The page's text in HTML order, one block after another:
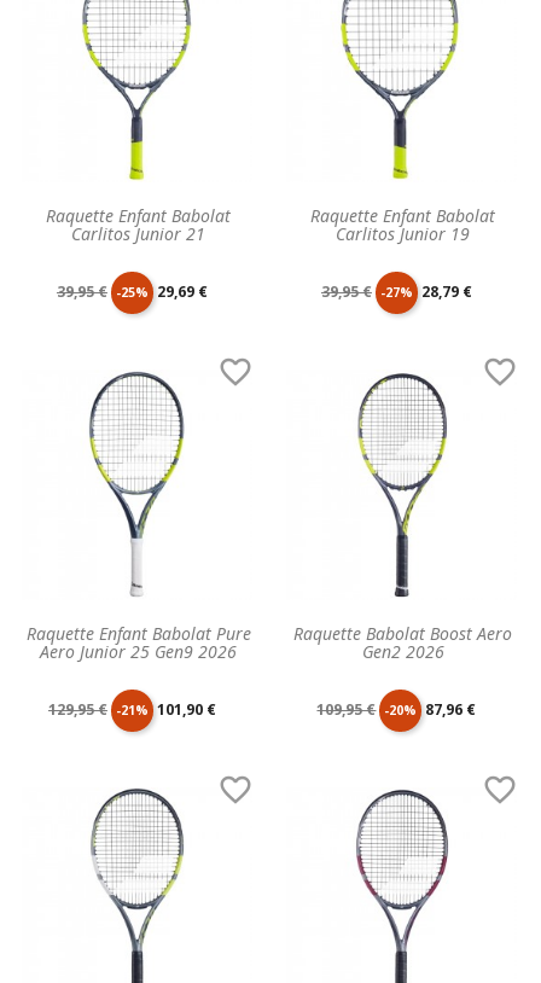
Raquette Enfant Babolat
Carlitos Junior 21
Prix
base
39,95 € -25% Prix
29,69 €
Raquette Enfant Babolat
Carlitos Junior 19
Prix
39,95 € -27% Prix
28,79 €
Raquette Enfant Babolat Pure
Aero Junior 25 Gen9 2026

Prix
129,95 € -21% Prix
101,90 €
Raquette Babolat Boost Aero
Gen2 2026

Prix
109,95 € -20% Prix
87,96 €
 